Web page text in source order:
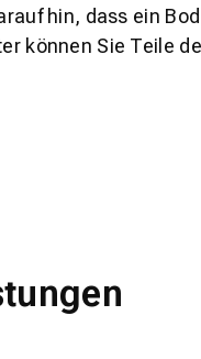
hin, dass ein
können Sie Teile